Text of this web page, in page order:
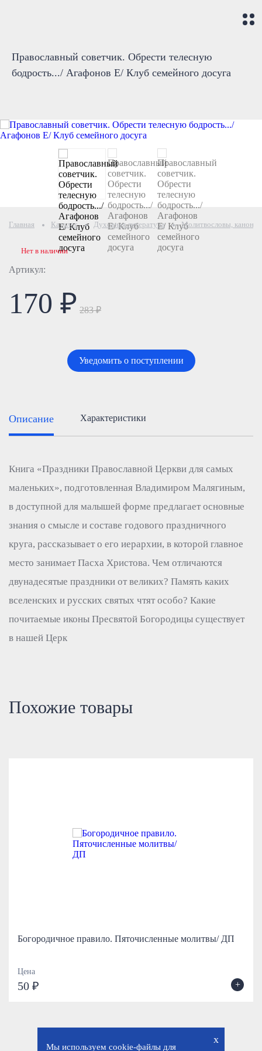
Православный советчик. Обрести телесную
бодрость.../ Агафонов Е/ Клуб семейного досуга
Главная Каталог Духовная литература Молитвословы, каноны
Артикул:
Нет в наличии
170 ₽ 283 ₽
Уведомить о поступлении
Описание Характеристики
Книга «Праздники Православной Церкви для самых
маленьких», подготовленная Владимиром Малягиным,
в доступной для малышей форме предлагает основные
знания о смысле и составе годового праздничного
круга, рассказывает о его иерархии, в которой главное
место занимает Пасха Христова. Чем отличаются
двунадесятые праздники от великих? Память каких
вселенских и русских святых чтят особо? Какие
почитаемые иконы Пресвятой Богородицы существует
в нашей Церк
Похожие товары
Богородичное правило. Пяточисленные молитвы/ ДП
Цена
50 ₽ +
x
Мы используем cookie-файлы для